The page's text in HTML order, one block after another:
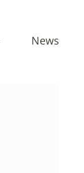
News